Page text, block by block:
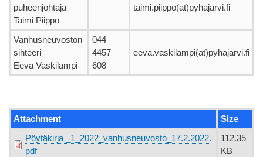
puheenjohtaja
Taimi Piippo
taimi.piippo(at)pyhajarvi.fi
Vanhusneuvoston
sihteeri
Eeva Vaskilampi
044
4457
608
eeva.vaskilampi(at)pyhajarvi.fi
Attachment Size
Pöytäkirja _1_2022_vanhusneuvosto_17.2.2022.
pdf
112.35
KB